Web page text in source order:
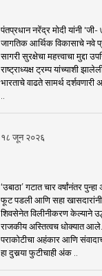
पंतप्रधान नरेंद्र मोदी यांनी 'जी-
जागतिक आर्थिक विकासाचे नवे
सागरी सुरक्षेचा महत्त्वाचा मुद्दा
राष्ट्राध्यक्ष ट्रम्प यांच्याशी झालेली
भारताचे वाढते सामर्थ दर्शवणारी
१८ जून २०२६
‘उबाठा’ गटात चार वर्षांनंतर पुन्हा
फूट पडली आणि सहा खासदारांनी
शिवसेनेत विलीनीकरण केल्याने
राजकीय अस्तित्वच धोक्यात
पराकोटीचा अहंकार आणि
हा दुसर्‍या फुटीचाही अंक ..